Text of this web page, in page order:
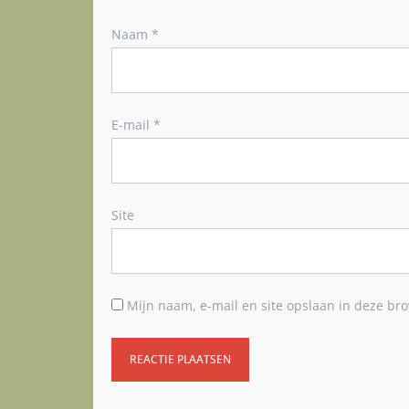
Naam *
E-mail *
Site
Mijn naam, e-mail en site opslaan in deze